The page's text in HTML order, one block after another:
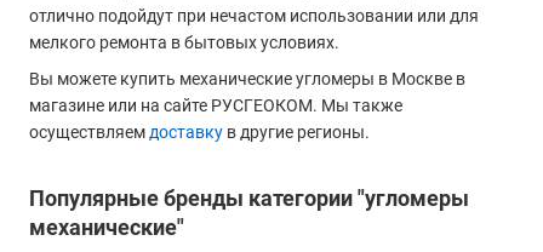
отлично подойдут при нечастом использовании или для
мелкого ремонта в бытовых условиях.
Вы можете купить механические угломеры в Москве в
магазине или на сайте РУСГЕОКОМ. Мы также
осуществляем доставку в другие регионы.
Популярные бренды категории "угломеры
механические"